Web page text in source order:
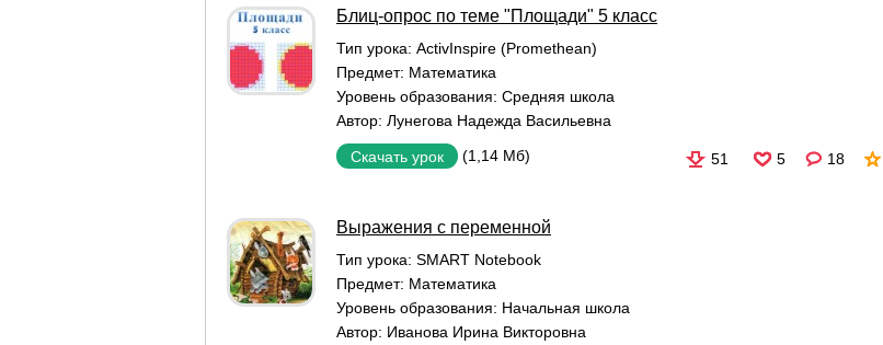
Блиц-опрос по теме "Площади" 5 класс
Тип урока: ActivInspire (Promethean)
Предмет: Математика
Уровень образования: Средняя школа
Автор: Лунегова Надежда Васильевна
Скачать урок (1,14 Мб) 51 5 18
Выражения с переменной
Тип урока: SMART Notebook
Предмет: Математика
Уровень образования: Начальная школа
Автор: Иванова Ирина Викторовна